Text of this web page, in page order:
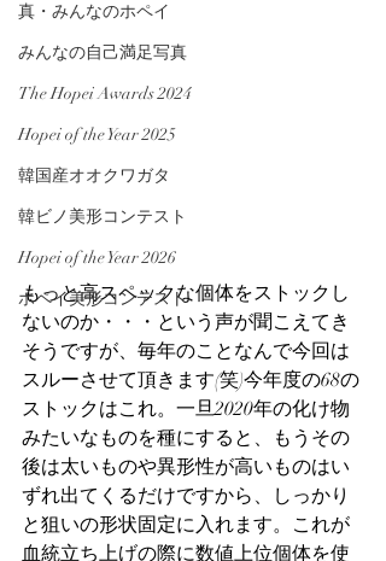
真・みんなのホペイ
みんなの自己満足写真
The Hopei Awards 2024
Hopei of the Year 2025
韓国産オオクワガタ
韓ビノ美形コンテスト
Hopei of the Year 2026
ホペイ美形コンテスト
もっと高スペックな個体をストックし
ないのか・・・という声が聞こえてき
そうですが、毎年のことなんで今回は
スルーさせて頂きます(笑)今年度の68の
ストックはこれ。一旦2020年の化け物
みたいなものを種にすると、もうその
後は太いものや異形性が高いものはい
ずれ出てくるだけですから、しっかり
と狙いの形状固定に入れます。これが
血統立ち上げの際に数値上位個体を使